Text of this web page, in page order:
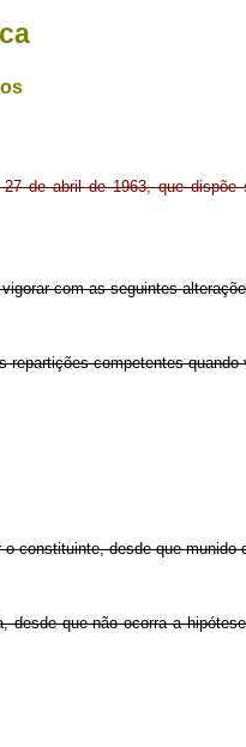
de abril de 1963, que
com as seguintes
competentes quando
constituinte, desde que munido
que não ocorra a